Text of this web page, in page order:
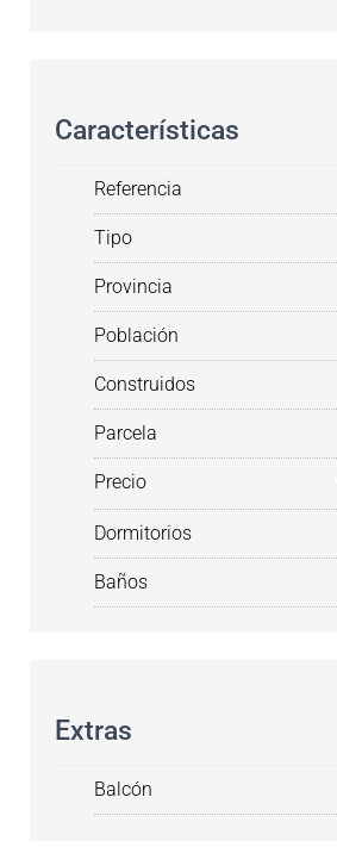
Características
Referencia
Tipo
Provincia
Población
Construidos
Parcela
Precio
Dormitorios
Baños
Extras
Balcón